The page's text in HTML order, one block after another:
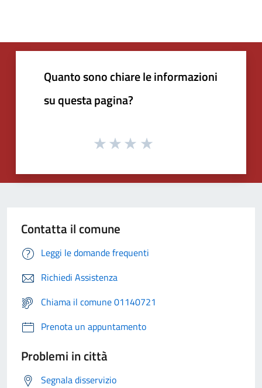
Quanto sono chiare le informazioni
su questa pagina?
Contatta il comune
Leggi le domande frequenti
Richiedi Assistenza
Chiama il comune 01140721
Prenota un appuntamento
Problemi in città
Segnala disservizio